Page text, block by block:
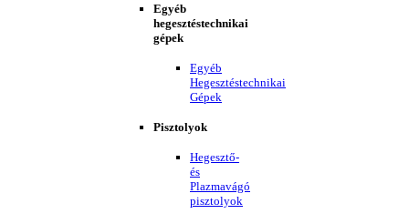
Egyéb
hegesztéstechnikai
gépek
Egyéb
Hegesztéstechnikai
Gépek
Pisztolyok
Hegesztő-
és
Plazmavágó
pisztolyok